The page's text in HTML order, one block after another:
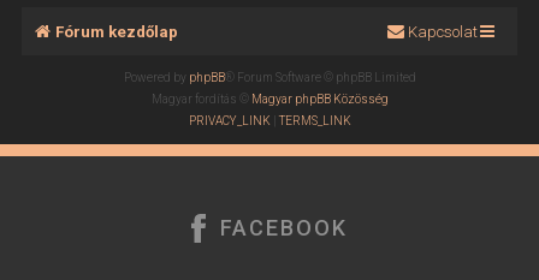
Fórum kezdőlap Kapcsolat
Powered by phpBB® Forum Software © phpBB Limited
Magyar fordítás © Magyar phpBB Közösség
PRIVACY_LINK |TERMS_LINK
FACEBOOK